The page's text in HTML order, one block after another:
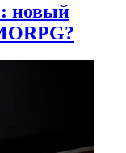
новый